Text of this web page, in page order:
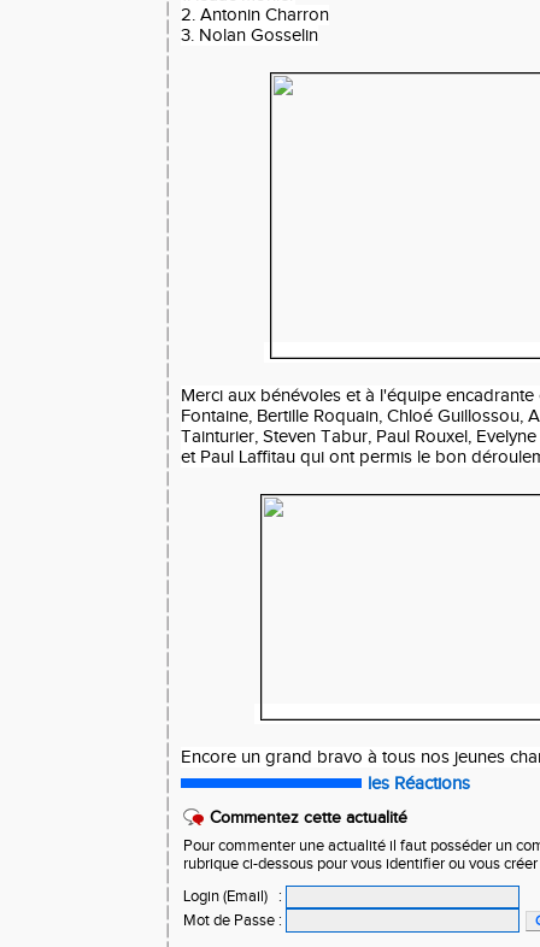
2. Antonin Charron
3. Nolan Gosselin
Merci aux bénévoles et à l'équipe
Fontaine, Bertille Roquain, Chloé Guillossou,
Tainturier, Steven Tabur, Paul Rouxel,
et Paul Laffitau qui ont permis le bon
Encore un grand bravo à tous nos jeunes
les Réactions
Commentez cette actualité
Pour commenter une actualité il faut posséder un
rubrique ci-dessous pour vous identifier ou vous
Login (Email)
:
Mot de Passe :